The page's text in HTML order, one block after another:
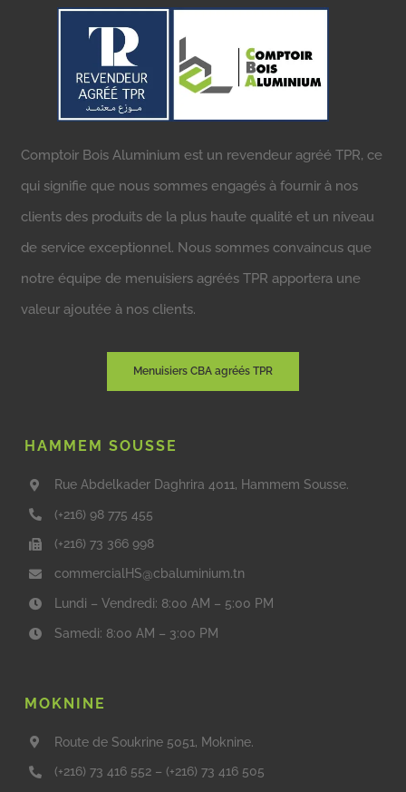
Comptoir Bois Aluminium est un revendeur agréé TPR, ce
qui signifie que nous sommes engagés à fournir à nos
clients des produits de la plus haute qualité et un niveau
de service exceptionnel. Nous sommes convaincus que
notre équipe de menuisiers agréés TPR apportera une
valeur ajoutée à nos clients.
Menuisiers CBA agréés TPR
HAMMEM SOUSSE
Rue Abdelkader Daghrira 4011, Hammem Sousse.
(+216) 98 775 455
(+216) 73 366 998
commercialHS@cbaluminium.tn
Lundi – Vendredi: 8:00 AM – 5:00 PM
Samedi: 8:00 AM – 3:00 PM
MOKNINE
Route de Soukrine 5051, Moknine.
(+216) 73 416 552 – (+216) 73 416 505